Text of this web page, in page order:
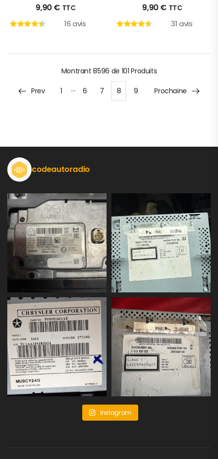
9,90 € TTC
16 avis
9,90 € TTC
31 avis
Montrant8596 de 101 Produits
Prev 1 … 6 7 8 9 Prochaine
codeautoradio
Instagram